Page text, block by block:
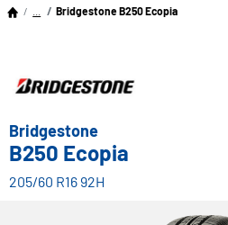
Bridgestone B250 Ecopia
Bridgestone
B250 Ecopia
205/60 R16 92H